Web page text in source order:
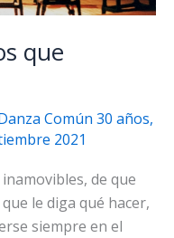
que
Común 30 años,
2021
de que
le diga qué hacer,
siempre en el